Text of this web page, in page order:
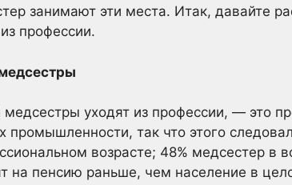
занимают эти места. Итак, давайте
профессии.
уходят из профессии, — это
промышленности, так что этого
возрасте; 48% медсестер в
на пенсию раньше, чем население в